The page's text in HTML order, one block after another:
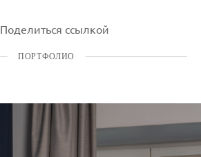
Поделиться ссылкой
ПОРТФОЛИО